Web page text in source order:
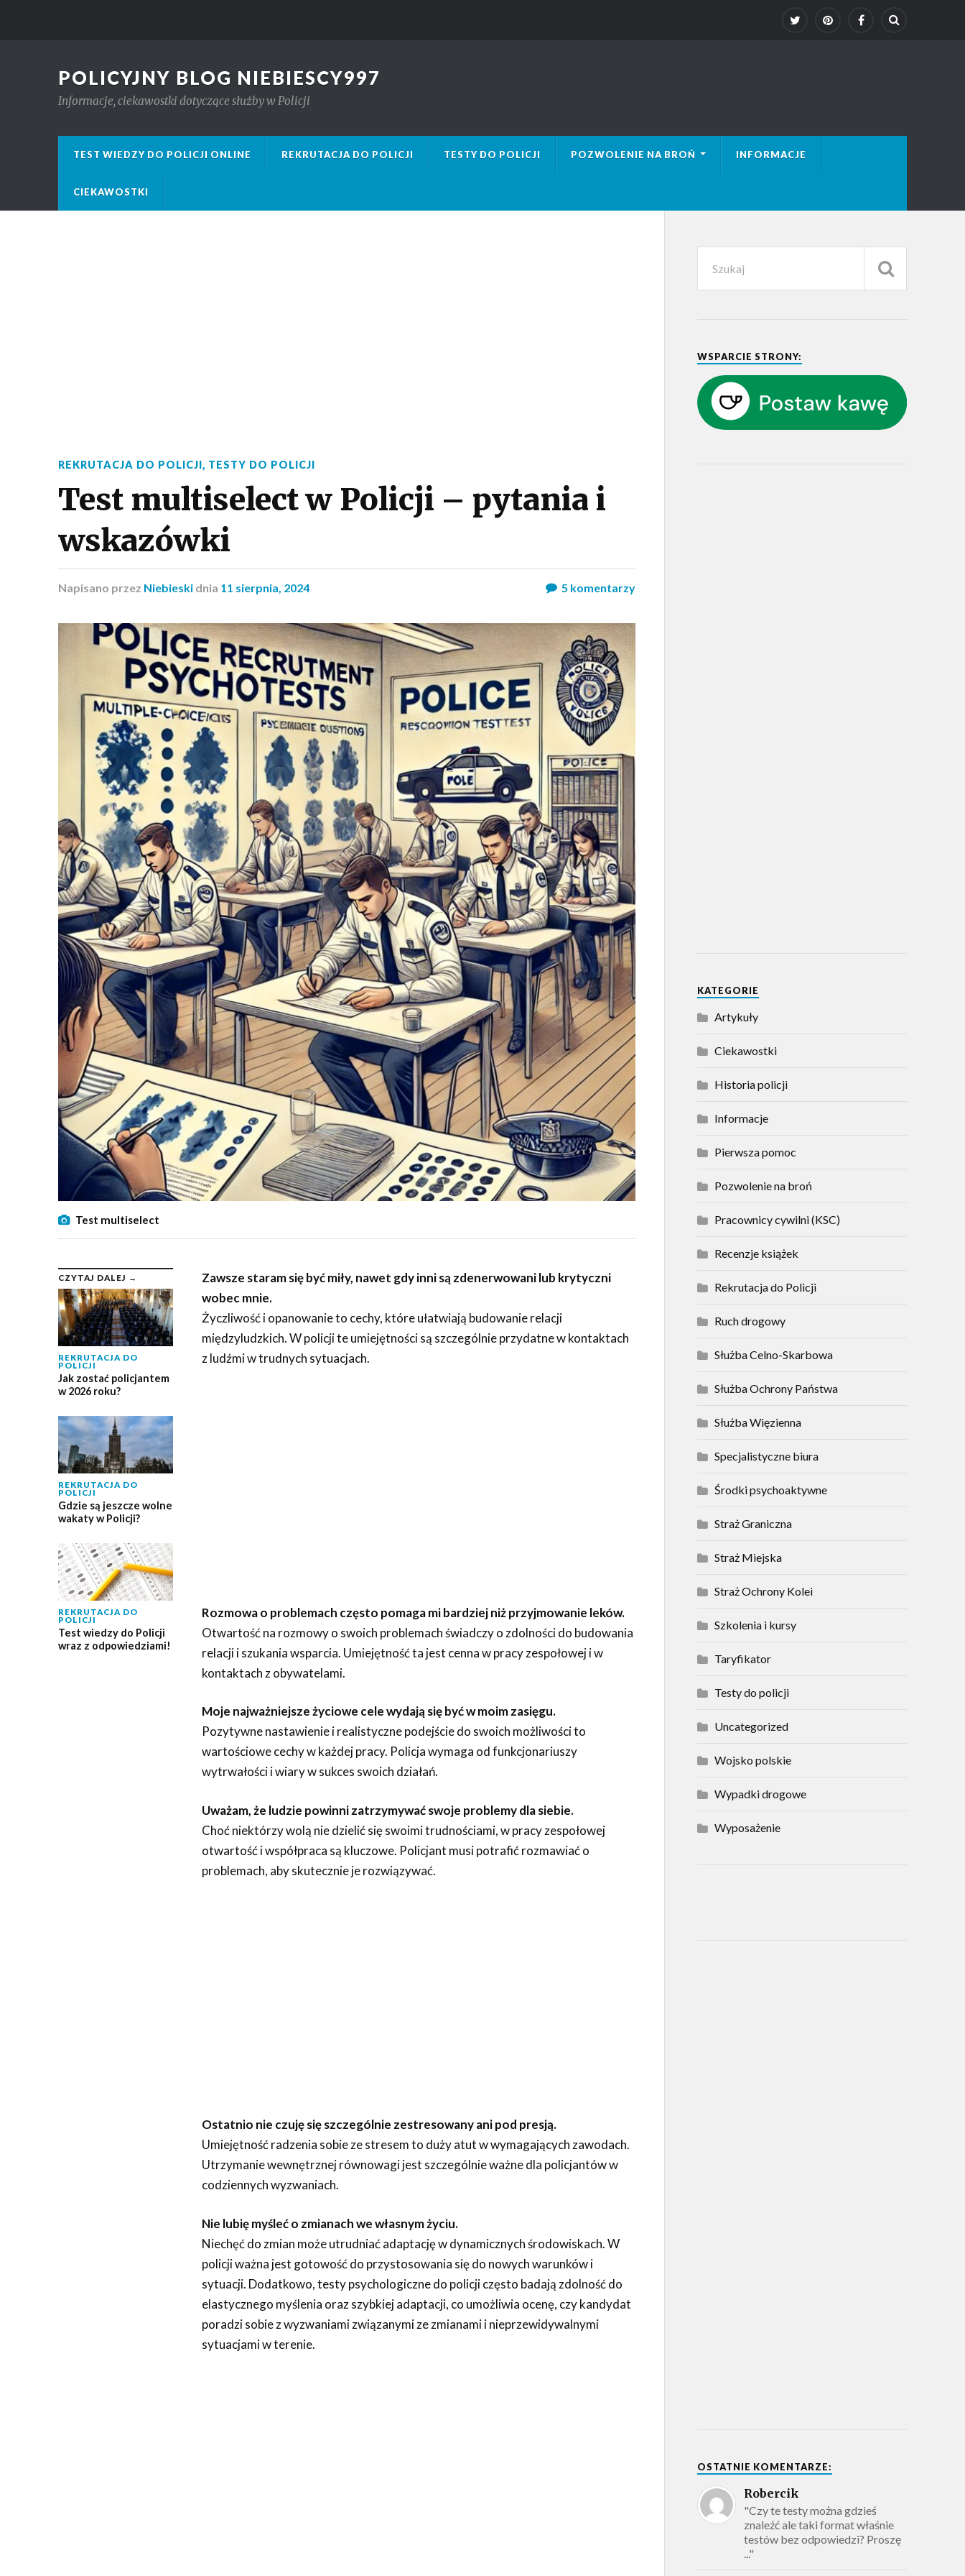
POLICYJNY BLOG NIEBIESCY997
Informacje, ciekawostki dotyczące służby w Policji
TEST WIEDZY DO POLICJI ONLINE REKRUTACJA DO POLICJI TESTY DO POLICJI POZWOLENIE NA BROŃ INFORMACJE
CIEKAWOSTKI
REKRUTACJA DO POLICJI, TESTY DO POLICJI
Test multiselect w Policji – pytania i
wskazówki
Napisano przez Niebieski dnia 11 sierpnia, 2024 5 komentarzy
Test multiselect
CZYTAJ DALEJ →
REKRUTACJA DO
POLICJI
Jak zostać policjantem
w 2026 roku?
REKRUTACJA DO
POLICJI
Gdzie są jeszcze wolne
wakaty w Policji?
REKRUTACJA DO
POLICJI
Test wiedzy do Policji
wraz z odpowiedziami!
Zawsze staram się być miły, nawet gdy inni są zdenerwowani lub krytyczni
wobec mnie.
Życzliwość i opanowanie to cechy, które ułatwiają budowanie relacji
międzyludzkich. W policji te umiejętności są szczególnie przydatne w kontaktach
z ludźmi w trudnych sytuacjach.
Rozmowa o problemach często pomaga mi bardziej niż przyjmowanie leków.
Otwartość na rozmowy o swoich problemach świadczy o zdolności do budowania
relacji i szukania wsparcia. Umiejętność ta jest cenna w pracy zespołowej i w
kontaktach z obywatelami.
Moje najważniejsze życiowe cele wydają się być w moim zasięgu.
Pozytywne nastawienie i realistyczne podejście do swoich możliwości to
wartościowe cechy w każdej pracy. Policja wymaga od funkcjonariuszy
wytrwałości i wiary w sukces swoich działań.
Uważam, że ludzie powinni zatrzymywać swoje problemy dla siebie.
Choć niektórzy wolą nie dzielić się swoimi trudnościami, w pracy zespołowej
otwartość i współpraca są kluczowe. Policjant musi potrafić rozmawiać o
problemach, aby skutecznie je rozwiązywać.
Ostatnio nie czuję się szczególnie zestresowany ani pod presją.
Umiejętność radzenia sobie ze stresem to duży atut w wymagających zawodach.
Utrzymanie wewnętrznej równowagi jest szczególnie ważne dla policjantów w
codziennych wyzwaniach.
Nie lubię myśleć o zmianach we własnym życiu.
Niechęć do zmian może utrudniać adaptację w dynamicznych środowiskach. W
policji ważna jest gotowość do przystosowania się do nowych warunków i
sytuacji. Dodatkowo, testy psychologiczne do policji często badają zdolność do
elastycznego myślenia oraz szybkiej adaptacji, co umożliwia ocenę, czy kandydat
poradzi sobie z wyzwaniami związanymi ze zmianami i nieprzewidywalnymi
sytuacjami w terenie.
WSPARCIE STRONY:
KATEGORIE
Artykuły
Ciekawostki
Historia policji
Informacje
Pierwsza pomoc
Pozwolenie na broń
Pracownicy cywilni (KSC)
Recenzje książek
Rekrutacja do Policji
Ruch drogowy
Służba Celno-Skarbowa
Służba Ochrony Państwa
Służba Więzienna
Specjalistyczne biura
Środki psychoaktywne
Straż Graniczna
Straż Miejska
Straż Ochrony Kolei
Szkolenia i kursy
Taryfikator
Testy do policji
Uncategorized
Wojsko polskie
Wypadki drogowe
Wyposażenie
OSTATNIE KOMENTARZE:
Robercik
"Czy te testy można gdzieś
znaleźć ale taki format właśnie
testów bez odpowiedzi? Proszę
..."